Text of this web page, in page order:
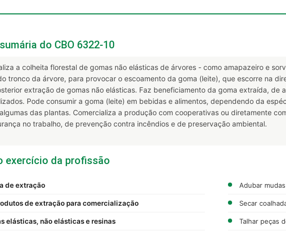
do CBO 6322-10
a colheita florestal de gomas não elásticas de árvores - como amapazeiro e
tronco da árvore, para provocar o escoamento da goma (leite), que escorre na
extração de gomas não elásticas. Faz beneficiamento da goma extraída, de
Pode consumir a goma (leite) em bebidas e alimentos, dependendo da
das plantas. Comercializa a produção com cooperativas ou diretamente
no trabalho, de prevenção contra incêndios e de preservação ambiental.
exercício da profissão
de extração
de extração para comercialização
elásticas, não elásticas e resinas
Adubar
Secar
Talhar peças